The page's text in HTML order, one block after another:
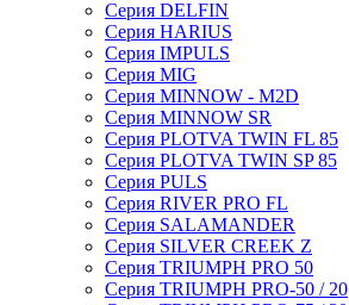
Серия DELFIN
Серия HARIUS
Серия IMPULS
Серия MIG
Серия MINNOW - M2D
Серия MINNOW SR
Серия PLOTVA TWIN FL 85
Серия PLOTVA TWIN SP 85
Серия PULS
Серия RIVER PRO FL
Серия SALAMANDER
Серия SILVER CREEK Z
Серия TRIUMPH PRO 50
Серия TRIUMPH PRO-50 / 20